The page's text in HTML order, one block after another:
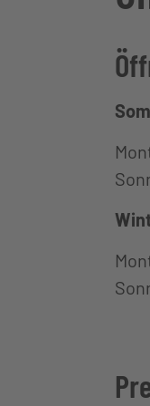
welche die
liebe Kinder
auf